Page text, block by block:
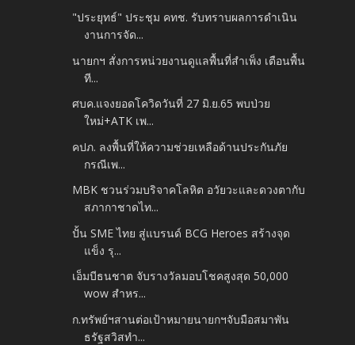
"ประยุทธ์" ประชุม คทช. รับทราบผลการดำเนิน
งานการจัด...
นายกฯ สั่งการหน่วยงานดูแลพื้นที่สำเพ็ง เตือนพื้น
ที...
ศบค.แจงยอดโควิดวันที่ 27 มิ.ย.65 พบป่วย
ใหม่+ATK เพ...
คปภ. ลงพื้นที่ให้ความช่วยเหลือด้านประกันภัย
กรณีเพ...
MBK ชวนร่วมบริจาคโลหิต อวัยวะและดวงตากับ
สภากาชาดไท...
ปั้น SME ไทย สู่แบรนด์ BCG Heroes สร้างจุด
แข็ง รุ...
เอ็มบีธนชาต จับรางวัลมอบโชคสูงสุด 50,000
wow สำหร...
ก.ทรัพย์ฯสานต่อเป้าหมายนายกฯจับมือสมาพัน
ธรัฐสวิสทำ...